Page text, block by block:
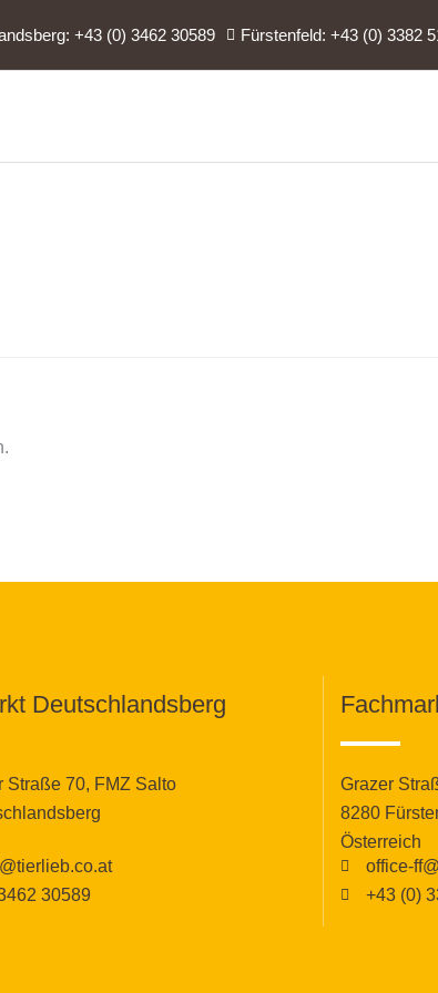
+43 (0) 3462 30589 Fürstenfeld: +43 (0) 3382
Deutschlandsberg
Straße 70, FMZ Salto
30589
Grazer
8280
Österreich
office-
+43 (0)